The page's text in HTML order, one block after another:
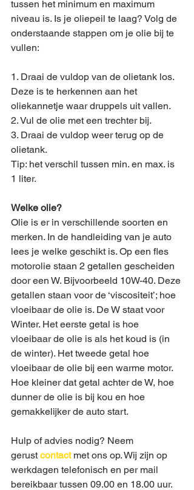
tussen het minimum en maximum
niveau is. Is je oliepeil te laag? Volg de
onderstaande stappen om je olie bij te
vullen:
1. Draai de vuldop van de olietank los.
Deze is te herkennen aan het
oliekannetje waar druppels uit vallen.
2. Vul de olie met een trechter bij.
3. Draai de vuldop weer terug op de
olietank.
Tip: het verschil tussen min. en max. is
1 liter.
Welke olie?
Olie is er in verschillende soorten en
merken. In de handleiding van je auto
lees je welke geschikt is. Op een fles
motorolie staan 2 getallen gescheiden
door een W. Bijvoorbeeld 10W-40. Deze
getallen staan voor de ‘viscositeit’; hoe
vloeibaar de olie is. De W staat voor
Winter. Het eerste getal is hoe
vloeibaar de olie is als het koud is (in
de winter). Het tweede getal hoe
vloeibaar de olie bij een warme motor.
Hoe kleiner dat getal achter de W, hoe
dunner de olie is bij kou en hoe
gemakkelijker de auto start.
Hulp of advies nodig? Neem
gerust contact met ons op. Wij zijn op
werkdagen telefonisch en per mail
bereikbaar tussen 09.00 en 18.00 uur.